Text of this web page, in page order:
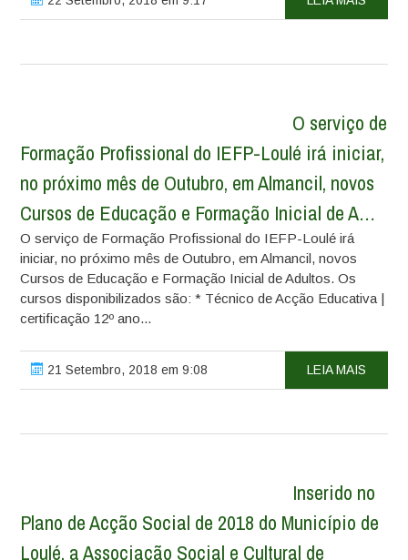
O serviço de
Formação Profissional do IEFP-Loulé irá iniciar,
no próximo mês de Outubro, em Almancil, novos
Cursos de Educação e Formação Inicial de A…
O serviço de Formação Profissional do IEFP-Loulé irá
iniciar, no próximo mês de Outubro, em Almancil, novos
Cursos de Educação e Formação Inicial de Adultos. Os
cursos disponibilizados são: * Técnico de Acção Educativa |
certificação 12º ano...
21 Setembro, 2018 em 9:08 LEIA MAIS
Inserido no
Plano de Acção Social de 2018 do Município de
Loulé, a Associação Social e Cultural de